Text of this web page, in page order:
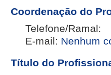
Coordenação do
Telefone/Ramal:
E-mail: Nenhum
Título do